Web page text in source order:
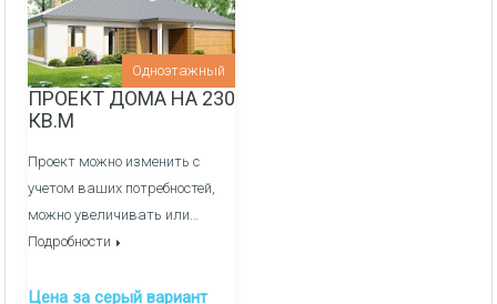
Внутреняя отделка:
Перегородочные стен из фортана
Медные электрические сети и распределительный
Заливка полов полусухой механизированной
Одноэтажный
ПРОЕКТ ДОМА НА 230
КВ.М
Проект можно изменить с
учетом ваших потребностей,
можно увеличивать или…
Подробности
Цена за серый вариант